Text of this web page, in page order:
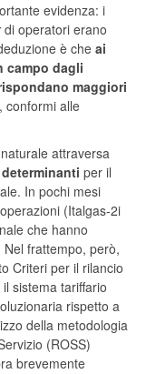
evidenza: i
di operatori erano
è che ai
campo dagli
maggiori
, conformi alle
attraversa
per il
In pochi mesi
(Italgas-2i
che hanno
frattempo, però,
Criteri per il rilancio
sistema tariffario
rispetto a
della metodologia
(ROSS)
brevemente